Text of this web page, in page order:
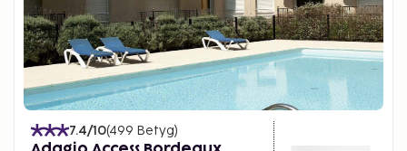
7.4/10(499 Betyg)